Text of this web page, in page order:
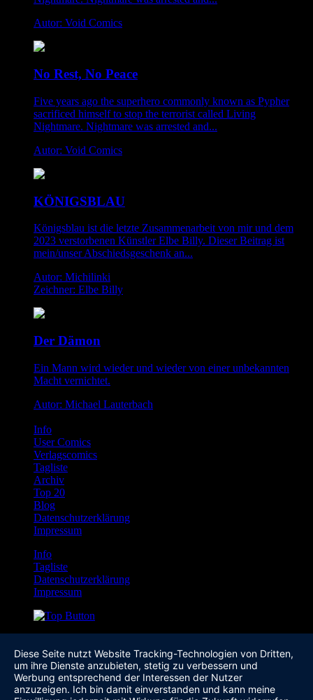
Autor: Void Comics
No Rest, No Peace
Five years ago the superhero commonly known as Pypher
sacrificed himself to stop the terrorist called Living
Nightmare. Nightmare was arrested and...
Autor: Void Comics
KÖNIGSBLAU
Königsblau ist die letzte Zusammenarbeit von mir und dem
2023 verstorbenen Künstler Elbe Billy. Dieser Beitrag ist
mein/unser Abschiedsgeschenk an...
Autor: Michilinki
Zeichner: Elbe Billy
Der Dämon
Ein Mann wird wieder und wieder von einer unbekannten
Macht vernichtet.
Autor: Michael Lauterbach
Info
User Comics
Verlagscomics
Tagliste
Archiv
Top 20
Blog
Datenschutzerklärung
Impressum
Info
Tagliste
Datenschutzerklärung
Impressum
Diese Seite nutzt Website Tracking-Technologien von Dritten,
um ihre Dienste anzubieten, stetig zu verbessern und
Werbung entsprechend der Interessen der Nutzer
anzuzeigen. Ich bin damit einverstanden und kann meine